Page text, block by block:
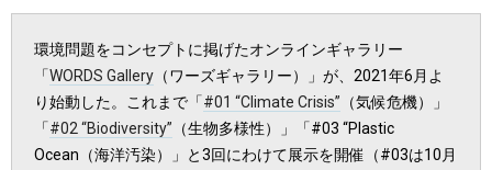
環境問題をコンセプトに掲げたオンラインギャラリー
「WORDS Gallery （ワーズギャラリー）」が、2021年6月よ
り始動した。これまで「#01 “Climate Crisis” （気候危機）」
「#02 “Biodiversity” （生物多様性）」「#03 “Plastic
Ocean（海洋汚染）」と3回にわけて展示を開催（#03は10月